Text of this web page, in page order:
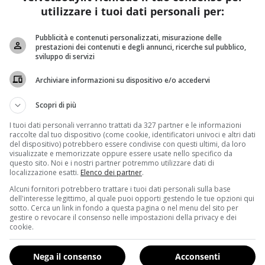
per quello attivo che per quello passivo. I dati sul legame
casi.
la propria casa, visto il danno che si fa alla
come emerso dallaConferenza Internazionale di Oncologia
all’altro, tra più o meno 20 o 30 anni si
scientifiche potrebbe raggiungere gli stessi risultati.
per cento , con punte verso l’alto del 29 (Umbria) e
della malattia.Questo lascia pensare che ci
confronti dei cardini polmonari. Va anche detto però
convivono con un fumatore
: hanno quindi in
utilizzare i tuoi dati personali per:
Pubblicità e contenuti personalizzati, misurazione delle
prestazioni dei contenuti e degli annunci, ricerche sul pubblico,
sviluppo di servizi
Archiviare informazioni su dispositivo e/o accedervi
Scopri di più
I tuoi dati personali verranno trattati da 327 partner e le informazioni
raccolte dal tuo dispositivo (come cookie, identificatori univoci e altri dati
del dispositivo) potrebbero essere condivise con questi ultimi, da loro
visualizzate e memorizzate oppure essere usate nello specifico da
questo sito. Noi e i nostri partner potremmo utilizzare dati di
localizzazione esatti. Elenco dei partner.
Alcuni fornitori potrebbero trattare i tuoi dati personali sulla base
dell'interesse legittimo, al quale puoi opporti gestendo le tue opzioni qui
sotto. Cerca un link in fondo a questa pagina o nel menu del sito per
gestire o revocare il consenso nelle impostazioni della privacy e dei
cookie.
Acconsenti
Nega il consenso